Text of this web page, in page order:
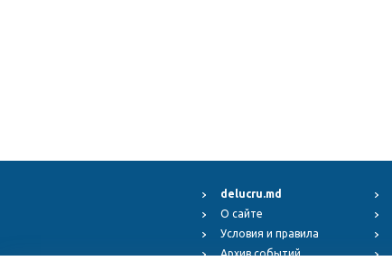
delucru.md
О сайте
Условия и правила
Архив событий